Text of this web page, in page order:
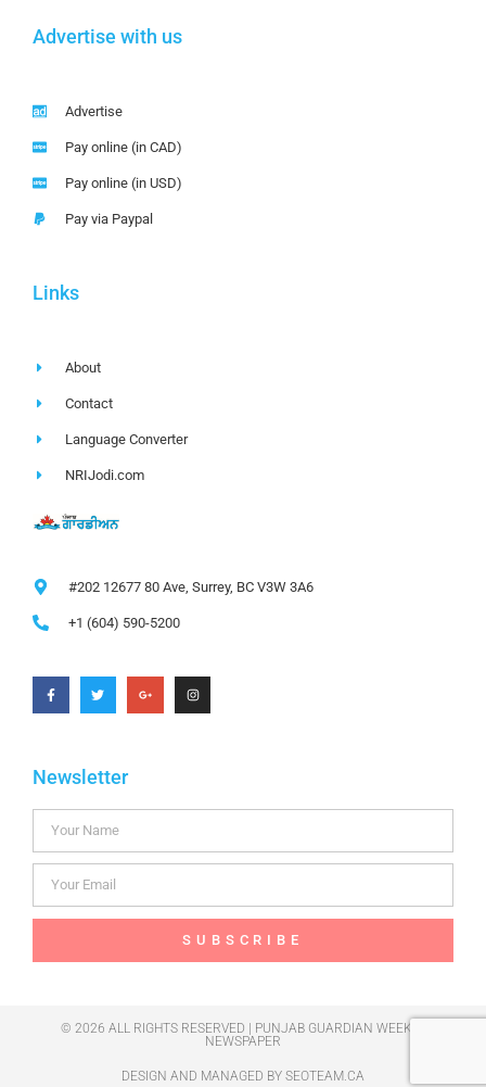
Advertise with us
Advertise
Pay online (in CAD)
Pay online (in USD)
Pay via Paypal
Links
About
Contact
Language Converter
NRIJodi.com
#202 12677 80 Ave, Surrey, BC V3W 3A6
+1 (604) 590-5200
Newsletter
SUBSCRIBE
© 2026 ALL RIGHTS RESERVED | PUNJAB GUARDIAN WEEKLY
NEWSPAPER
DESIGN AND MANAGED BY SEOTEAM.CA